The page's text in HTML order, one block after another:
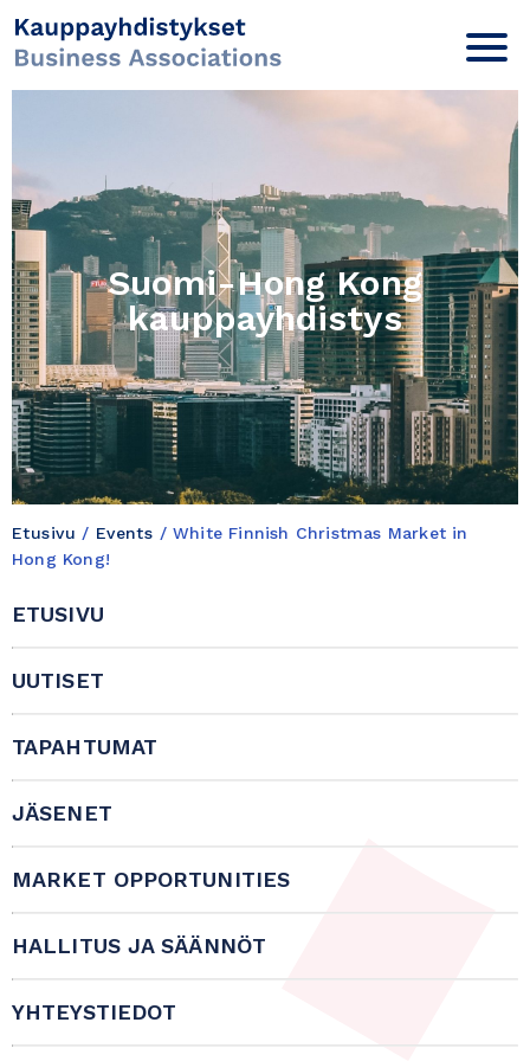
Suomi-Hong Kong
kauppayhdistys
Etusivu / Events / White Finnish Christmas Market in
Hong Kong!
ETUSIVU
UUTISET
TAPAHTUMAT
JÄSENET
MARKET OPPORTUNITIES
HALLITUS JA SÄÄNNÖT
YHTEYSTIEDOT